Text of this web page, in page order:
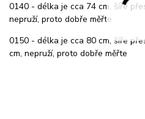
0140 - délka je cca 74 cm, šíře
nepruží, proto dobře měřte
0150 - délka je cca 80 cm, šíře
cm, nepruží, proto dobře měřte